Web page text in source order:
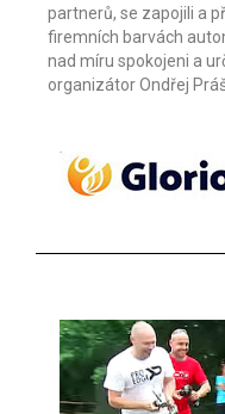
partnerů, se zapojili a
firemních barvách
nad míru spokojeni a
organizátor Ondřej